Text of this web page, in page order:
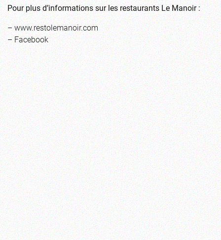
Pour plus d’informations sur les restaurants Le Manoir :
–www.restolemanoir.com
–Facebook